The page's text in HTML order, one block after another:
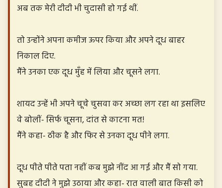
अब तक मेरी दीदी भी चुदासी हो गई थीं.
तो उन्होंने अपना कमीज ऊपर किया और अपने दूध बाहर
निकाल दिए.
मैंने उनका एक दूध मुँह में लिया और चूसने लगा.
शायद उन्हें भी अपने चूचे चुसवा कर अच्छा लग रहा था इसलिए
वे बोलीं- सिर्फ चूसना, दांत से काटना मत!
मैंने कहा- ठीक है और फिर से उनका दूध पीने लगा.
दूध पीते पीते पता नहीं कब मुझे नींद आ गई और मैं सो गया.
सुबह दीदी ने मुझे उठाया और कहा- रात वाली बात किसी को